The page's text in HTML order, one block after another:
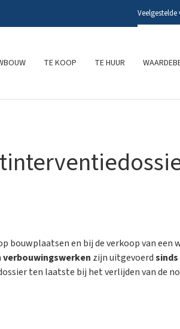
TE KOOP TE HUUR
Veelgestelde
bouwplaatsen en bij de verkoop van een
verbouwingswerken zijn uitgevoerdsinds
ten laatste bij het verlijden van de